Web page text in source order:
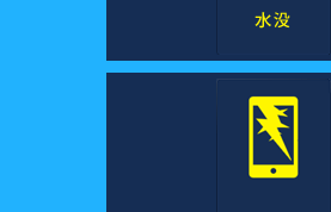
動画・写真・ファイル修復ソフト
ユーティリティソフトラインナップ